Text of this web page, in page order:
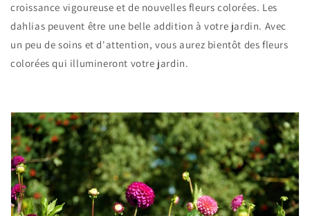
croissance vigoureuse et de nouvelles fleurs colorées. Les
dahlias peuvent être une belle addition à votre jardin. Avec
un peu de soins et d'attention, vous aurez bientôt des fleurs
colorées qui illumineront votre jardin.